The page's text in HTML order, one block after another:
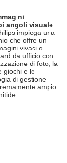
angoli visuale
impiega una
che offre un
vivaci e
da ufficio con
di foto, la
giochi e le
di gestione
ampio